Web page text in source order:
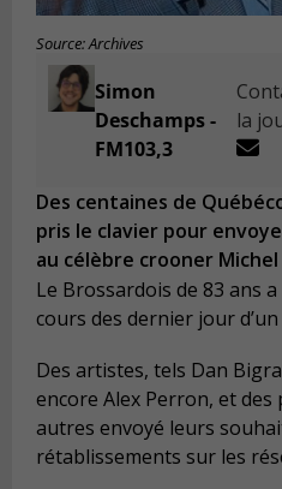
Source: Archives
Simon
Deschamps -
FM103,3
la
Des centaines de
pris le clavier pour
au célèbre crooner Michel
Le Brossardois de 83 ans
cours des dernier jour
Des artistes, tels Dan
encore Alex Perron, et
autres envoyé leurs
rétablissements sur les